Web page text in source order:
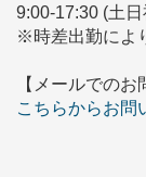
9:00-17:30 (土
※時差出勤によ
【メールでのお
こちらからお問